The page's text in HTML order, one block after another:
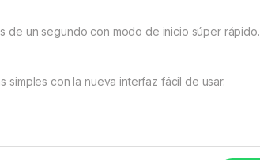
de un segundo con modo de inicio súper rápido.
simples con la nueva interfaz fácil de usar.